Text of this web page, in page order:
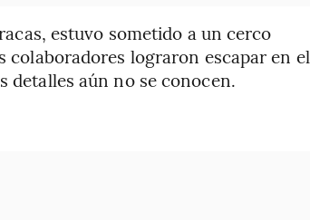
estuvo sometido a un cerco
colaboradores lograron escapar en el
detalles aún no se conocen.